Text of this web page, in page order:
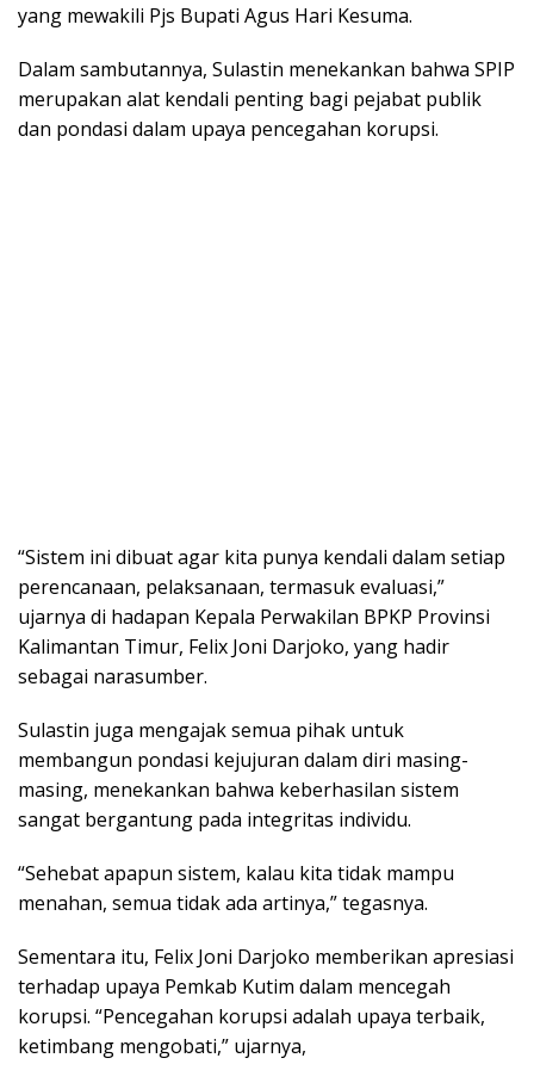
yang mewakili Pjs Bupati Agus Hari Kesuma.
Dalam sambutannya, Sulastin menekankan bahwa SPIP
merupakan alat kendali penting bagi pejabat publik
dan pondasi dalam upaya pencegahan korupsi.
“Sistem ini dibuat agar kita punya kendali dalam setiap
perencanaan, pelaksanaan, termasuk evaluasi,”
ujarnya di hadapan Kepala Perwakilan BPKP Provinsi
Kalimantan Timur, Felix Joni Darjoko, yang hadir
sebagai narasumber.
Sulastin juga mengajak semua pihak untuk
membangun pondasi kejujuran dalam diri masing-
masing, menekankan bahwa keberhasilan sistem
sangat bergantung pada integritas individu.
“Sehebat apapun sistem, kalau kita tidak mampu
menahan, semua tidak ada artinya,” tegasnya.
Sementara itu, Felix Joni Darjoko memberikan apresiasi
terhadap upaya Pemkab Kutim dalam mencegah
korupsi. “Pencegahan korupsi adalah upaya terbaik,
ketimbang mengobati,” ujarnya,